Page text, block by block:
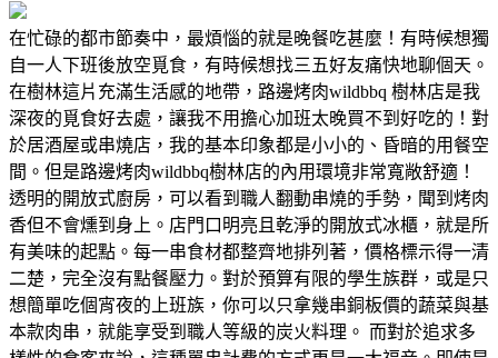
在忙碌的都市節奏中，最煩惱的就是晚餐吃甚麼！有時候想獨
自一人下班後放空覓食，有時候想找三五好友痛快地聊個天。
在樹林這片充滿生活感的地帶，路邊烤肉wildbbq 樹林店是我
深夜的覓食好去處，讓我不用擔心加班太晚買不到好吃的！對
於居酒屋或串燒店，我的基本印象都是小小的、昏暗的用餐空
間。但是路邊烤肉wildbbq樹林店的內用環境非常寬敞舒適！
透明的開放式廚房，可以看到職人翻動串燒的手勢，聞到烤肉
香但不會燻到身上。店門口明亮且乾淨的開放式冰櫃，就是所
有美味的起點。每一串食材都整齊地排列著，價格標示得一清
二楚，完全沒有點餐壓力。對於預算有限的學生族群，或是只
想簡單吃個宵夜的上班族，你可以只拿幾串銅板價的蔬菜與基
本款肉串，就能享受到職人等級的炭火料理。 而對於追求多